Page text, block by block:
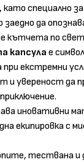
специално
заедно да
кътчета по
капсула е
екстремни
и увереност да
иновативни
екипировка с
тествана и